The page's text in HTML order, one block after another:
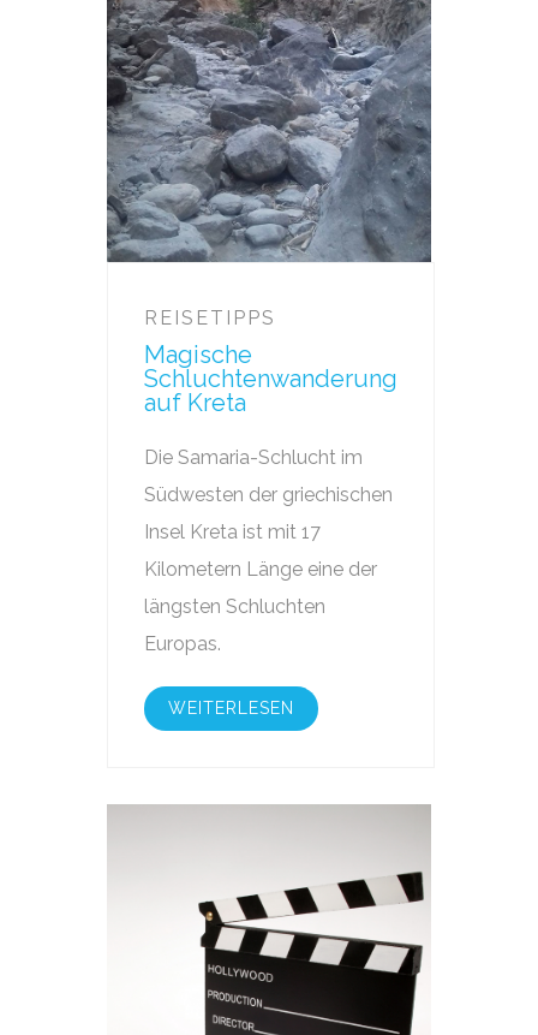
REISETIPPS
Magische
Schluchtenwanderung
auf Kreta
Die Samaria-Schlucht im
Südwesten der griechischen
Insel Kreta ist mit 17
Kilometern Länge eine der
längsten Schluchten
Europas.
WEITERLESEN